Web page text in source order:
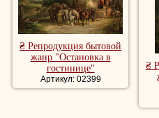
живопись
чего он начал
конечном счете
опытным
₴ Репродукция бытовой
жанр "Остановка в
гостинице"
Артикул: 02399
₴